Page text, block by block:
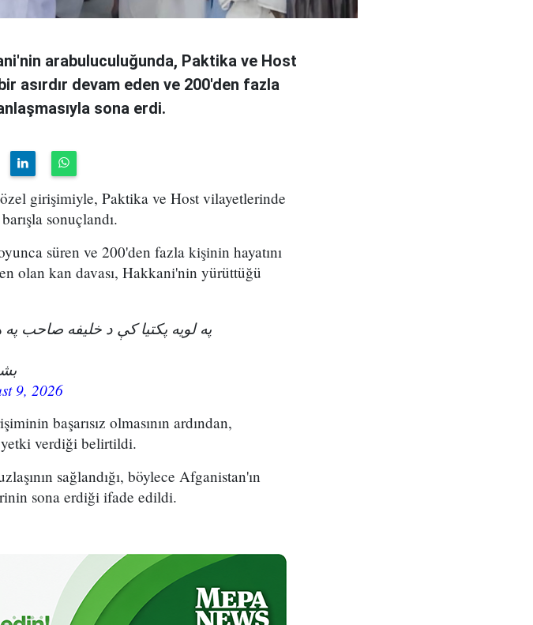
arabuluculuğunda, Paktika ve Host
asırdır devam eden ve 200'den fazla
sona erdi.
girişimiyle, Paktika ve Host vilayetlerinde
sonuçlandı.
süren ve 200'den fazla kişinin hayatını
olan kan davası, Hakkani'nin yürüttüğü
په لویه پکتیا کې د خلیفه صاحب
9, 2026
başarısız olmasının ardından,
yetki verdiği belirtildi.
sağlandığı, böylece Afganistan'ın
sona erdiği ifade edildi.